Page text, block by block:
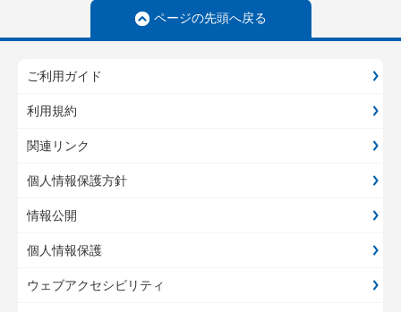
ページの先頭へ戻る
ご利用ガイド
利用規約
関連リンク
個人情報保護方針
情報公開
個人情報保護
ウェブアクセシビリティ